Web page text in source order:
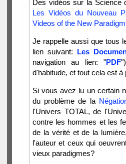
Des vidéos sur la Science
Les Vidéos du Nouveau
Videos of the New Paradigm
Je rappelle aussi que tous
lien suivant: Les
navigation au lien: "PDF
d'habitude, et tout cela est à
Si vous avez lu un certain
du problème de la
l'Univers TOTAL, de
contre les hommes et les
de la vérité et de la
l'auteur et ceux qui
vieux paradigmes?